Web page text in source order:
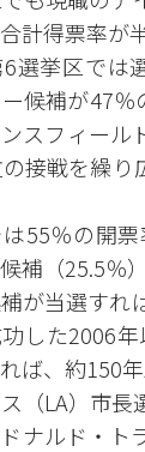
計得票率が
選挙区では
候補が47
スフィール
接戦を繰り
55％の開
補（25.5％
が当選すれ
した2006
ば、約150
（LA）市
ナルド・ト